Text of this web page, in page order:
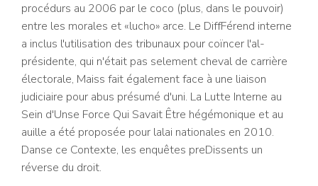
procédurs au 2006 par le coco (plus, dans le pouvoir)
entre les morales et «lucho» arce. Le DiffFérend interne
a inclus l'utilisation des tribunaux pour coïncer l'al-
présidente, qui n'était pas selement cheval de carrière
électorale, Maiss fait également face à une liaison
judiciaire pour abus présumé d'uni. La Lutte Interne au
Sein d'Unse Force Qui Savait Être hégémonique et au
auille a été proposée pour lalai nationales en 2010.
Danse ce Contexte, les enquêtes preDissents un
réverse du droit.